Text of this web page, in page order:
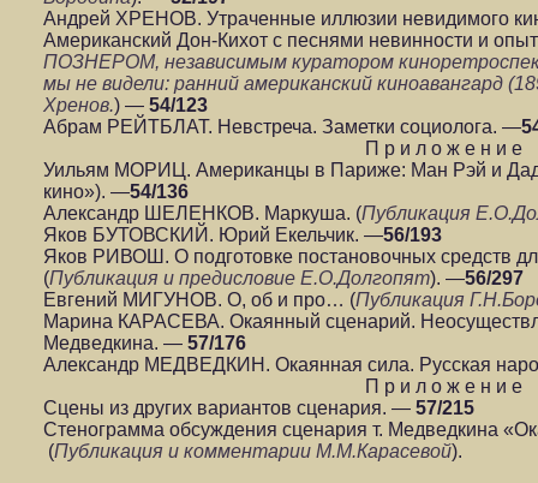
Андрей ХРЕНОВ. Утраченные иллюзии невидимого
Американский Дон-Кихот с песнями невинности и
ПОЗНЕРОМ, независимым куратором
мы не видели: ранний американский киноавангард
Хренов.) — 54/123
Абрам РЕЙТБЛАТ. Невстреча. Заметки социолога. —
П р и л о ж е н и е
Уильям МОРИЦ. Американцы в Париже: Ман Рэй и
кино»). —54/136
Александр ШЕЛЕНКОВ. Маркуша. (Публикация
Яков БУТОВСКИЙ. Юрий Екельчик. —56/193
Яков РИВОШ. О подготовке постановочных средств
(Публикация и предисловие Е.О.Долгопят). —56/297
Евгений МИГУНОВ. О, об и про… (Публикация
Марина КАРАСЕВА. Окаянный сценарий.
Медведкина. — 57/176
Александр МЕДВЕДКИН. Окаянная сила. Русская
П р и л о ж е н и е
Сцены из других вариантов сценария. — 57/215
Стенограмма обсуждения сценария т. Медведкина
(Публикация и комментарии М.М.Карасевой).